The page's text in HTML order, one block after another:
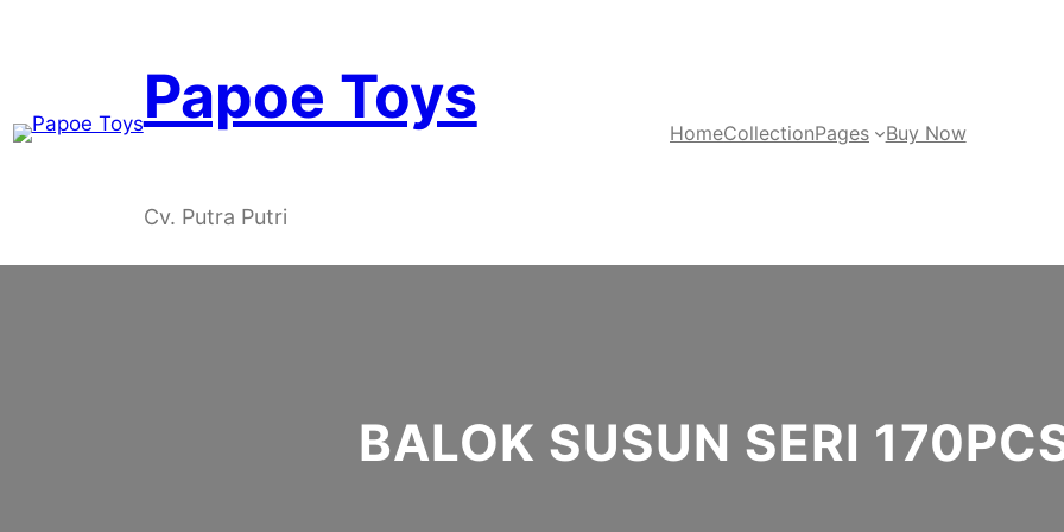
Papoe Toys
Cv. Putra Putri
HomeCollectionPages Buy Now
BALOK SUSUN SERI